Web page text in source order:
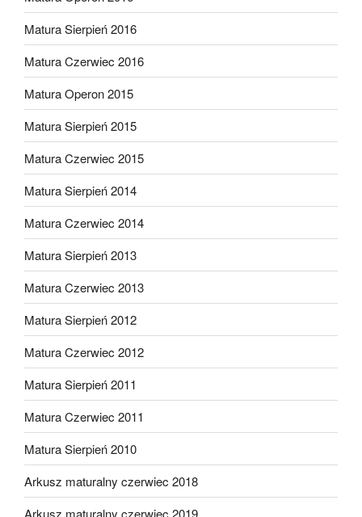
Matura Sierpień 2016
Matura Czerwiec 2016
Matura Operon 2015
Matura Sierpień 2015
Matura Czerwiec 2015
Matura Sierpień 2014
Matura Czerwiec 2014
Matura Sierpień 2013
Matura Czerwiec 2013
Matura Sierpień 2012
Matura Czerwiec 2012
Matura Sierpień 2011
Matura Czerwiec 2011
Matura Sierpień 2010
Arkusz maturalny czerwiec 2018
Arkusz maturalny czerwiec 2019